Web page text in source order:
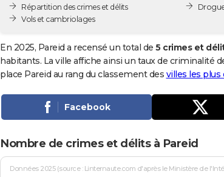
Répartition des crimes et délits
Vols et cambriolages
En 2025, Pareid a recensé un total de 5 crimes et
habitants. La ville affiche ainsi un taux de criminalité
place Pareid au rang du classement des villes les plus
Facebook
Nombre de crimes et délits à Pareid
Données 2025 (source : Linternaute.com d'après le Ministère de